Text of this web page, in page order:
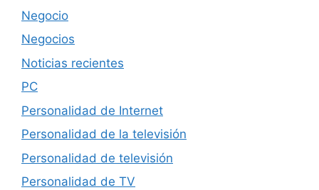
Negocio
Negocios
Noticias recientes
PC
Personalidad de Internet
Personalidad de la televisión
Personalidad de televisión
Personalidad de TV